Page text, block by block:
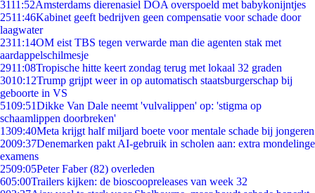
3111:52Amsterdams dierenasiel DOA overspoeld met babykonijntjes
2511:46Kabinet geeft bedrijven geen compensatie voor schade door
laagwater
2311:14OM eist TBS tegen verwarde man die agenten stak met
aardappelschilmesje
2911:08Tropische hitte keert zondag terug met lokaal 32 graden
3010:12Trump grijpt weer in op automatisch staatsburgerschap bij
geboorte in VS
5109:51Dikke Van Dale neemt 'vulvalippen' op: 'stigma op
schaamlippen doorbreken'
1309:40Meta krijgt half miljard boete voor mentale schade bij jongeren
2009:37Denemarken pakt AI-gebruik in scholen aan: extra mondelinge
examens
2509:05Peter Faber (82) overleden
605:00Trailers kijken: de bioscoopreleases van week 32